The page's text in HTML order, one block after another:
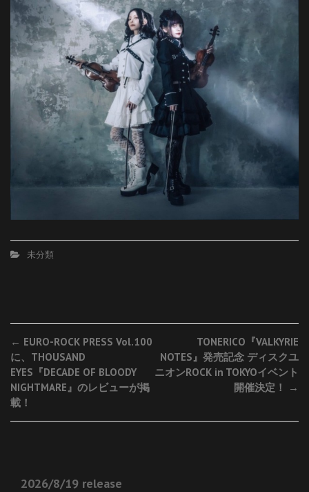
未分類
Post
navigation
← EURO-ROCK PRESS Vol.100
に、THOUSAND
EYES『DECADE OF BLOODY
NIGHTMARE』のレビューが掲
載！
TONERICO『VALKYRIE
NOTES』発売記念 ディスクユ
ニオンROCK in TOKYOイベント
開催決定！
→
2026/8/19 release